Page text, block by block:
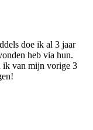
doe ik al 3 jaar
heb via hun.
ik van mijn vorige 3